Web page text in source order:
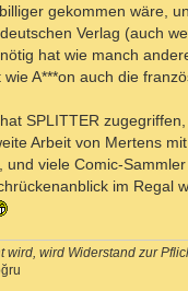
gekommen wäre,
Verlag (auch
hat wie manch
A***on auch die
SPLITTER
Arbeit von Mertens
und viele Comic-
im Regal
wird, wird Widerstand zur